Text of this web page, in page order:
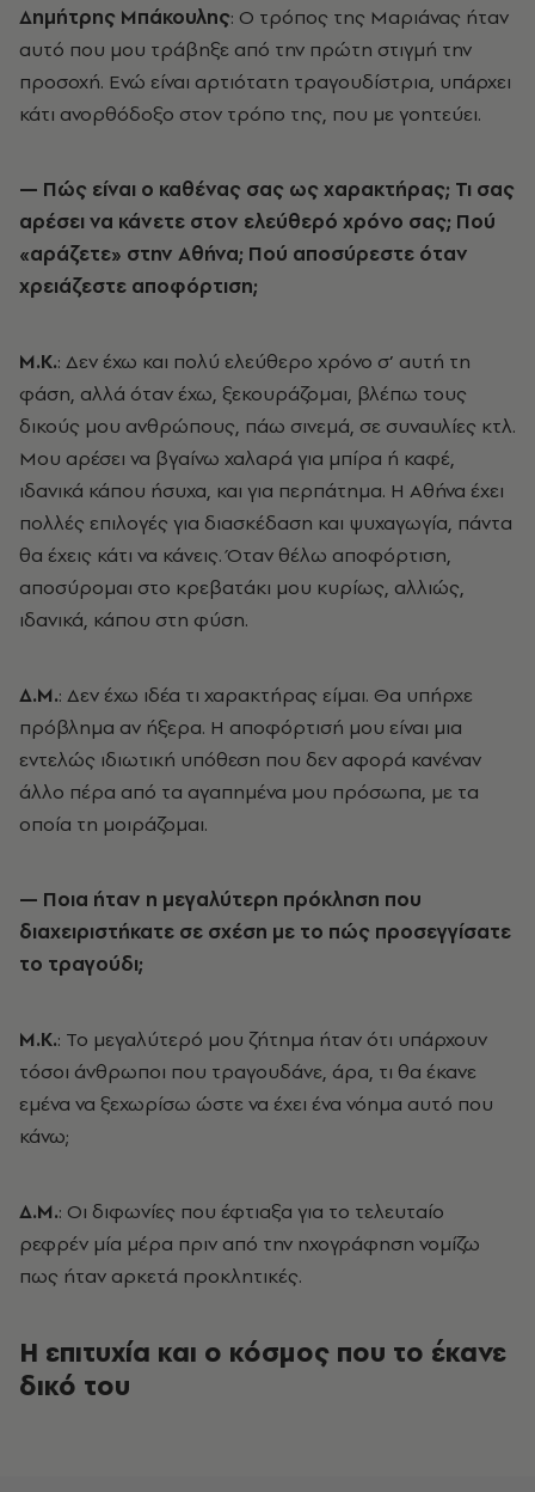
Δημήτρης Μπάκουλης: O τρόπος της Μαριάνας ήταν
αυτό που μου τράβηξε από την πρώτη στιγμή την
προσοχή. Ενώ είναι αρτιότατη τραγουδίστρια, υπάρχει
κάτι ανορθόδοξο στον τρόπο της, που με γοητεύει.
— Πώς είναι ο καθένας σας ως χαρακτήρας; Τι σας
αρέσει να κάνετε στον ελεύθερό χρόνο σας; Πού
«αράζετε» στην Αθήνα; Πού αποσύρεστε όταν
χρειάζεστε αποφόρτιση;
Μ.Κ.: Δεν έχω και πολύ ελεύθερο χρόνο σ’ αυτή τη
φάση, αλλά όταν έχω, ξεκουράζομαι, βλέπω τους
δικούς μου ανθρώπους, πάω σινεμά, σε συναυλίες κτλ.
Μoυ αρέσει να βγαίνω χαλαρά για μπίρα ή καφέ,
ιδανικά κάπου ήσυχα, και για περπάτημα. Η Αθήνα έχει
πολλές επιλογές για διασκέδαση και ψυχαγωγία, πάντα
θα έχεις κάτι να κάνεις. Όταν θέλω αποφόρτιση,
αποσύρομαι στο κρεβατάκι μου κυρίως, αλλιώς,
ιδανικά, κάπου στη φύση.
Δ.Μ.: Δεν έχω ιδέα τι χαρακτήρας είμαι. Θα υπήρχε
πρόβλημα αν ήξερα. Η αποφόρτισή μου είναι μια
εντελώς ιδιωτική υπόθεση που δεν αφορά κανέναν
άλλο πέρα από τα αγαπημένα μου πρόσωπα, με τα
οποία τη μοιράζομαι.
— Ποια ήταν η μεγαλύτερη πρόκληση που
διαχειριστήκατε σε σχέση με το πώς προσεγγίσατε
το τραγούδι;
Μ.Κ.: Το μεγαλύτερό μου ζήτημα ήταν ότι υπάρχουν
τόσοι άνθρωποι που τραγουδάνε, άρα, τι θα έκανε
εμένα να ξεχωρίσω ώστε να έχει ένα νόημα αυτό που
κάνω;
Δ.Μ.: Οι διφωνίες που έφτιαξα για το τελευταίο
ρεφρέν μία μέρα πριν από την ηχογράφηση νομίζω
πως ήταν αρκετά προκλητικές.
Η επιτυχία και ο κόσμος που το έκανε
δικό του